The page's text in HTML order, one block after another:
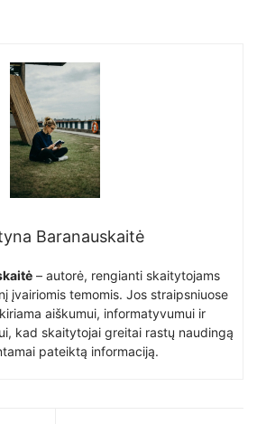
Baranauskaitė
– autorė, rengianti skaitytojams
įvairiomis temomis. Jos straipsniuose
aiškumui, informatyvumui ir
kad skaitytojai greitai rastų naudingą
pateiktą informaciją.